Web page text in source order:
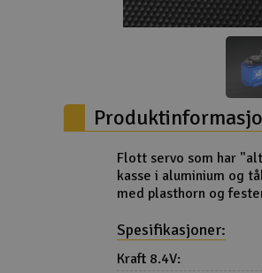
Droner
Helikopter
Kamerautstyr
Modellbygging, LEGO &
Modelljernbane
Motor & tilbehør
Flott servo som har
kasse i aluminium og
med plasthorn og
Spesifikasjoner:
Kraft 8.4V: